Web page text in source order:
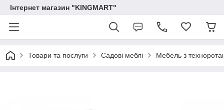
Інтернет магазин "KINGMART"
Товари та послуги Садові меблі Мебель з